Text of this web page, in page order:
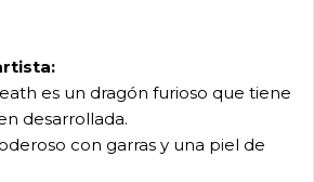
es un dragón furioso que tiene
desarrollada.
con garras y una piel de